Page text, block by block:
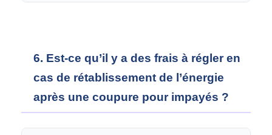
Carte CIB
WIMPAY-BNA
6. Est-ce qu’il y a des frais à régler en
cas de rétablissement de l’énergie
après une coupure pour impayés ?